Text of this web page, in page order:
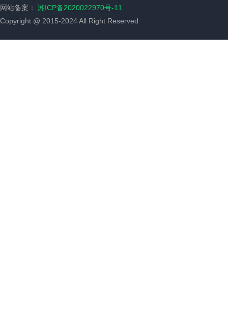
网站备案： 湘ICP备2020022970号-11
Copyright @ 2015-2024 All Right Reserved